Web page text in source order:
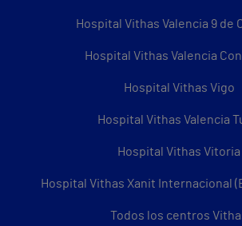
Hospital Vithas Valencia 9 de
Hospital Vithas Valencia
Hospital Vithas Vigo
Hospital Vithas Valencia
Hospital Vithas Vitoria
Hospital Vithas Xanit Internacional
Todos los centros